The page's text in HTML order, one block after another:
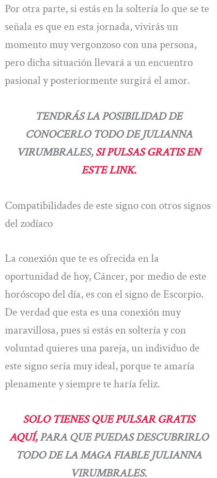
Por otra parte, si estás en la soltería lo que se te
señala es que en esta jornada, vivirás un
momento muy vergonzoso con una persona,
pero dicha situación llevará a un encuentro
pasional y posteriormente surgirá el amor.
TENDRÁS LA POSIBILIDAD DE
CONOCERLO TODO DE JULIANNA
VIRUMBRALES,SI PULSAS GRATIS EN
ESTE LINK.
Compatibilidades de este signo con otros signos
del zodíaco
La conexión que te es ofrecida en la
oportunidad de hoy, Cáncer, por medio de este
horóscopo del día, es con el signo de Escorpio.
De verdad que esta es una conexión muy
maravillosa, pues si estás en soltería y con
voluntad quieres una pareja, un individuo de
este signo sería muy ideal, porque te amaría
plenamente y siempre te haría feliz.
SOLO TIENES QUE PULSAR GRATIS
AQUÍ,PARA QUE PUEDAS DESCUBRIRLO
TODO DE LA MAGA FIABLE JULIANNA
VIRUMBRALES.